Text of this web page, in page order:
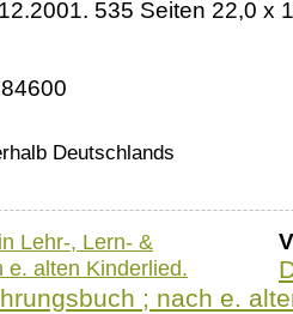
535 Seiten 22,0 x
Deutschlands
; nach e.